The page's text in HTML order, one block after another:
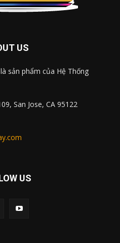
US
là sản phẩm của Hệ Thống
San Jose, CA 95122
US